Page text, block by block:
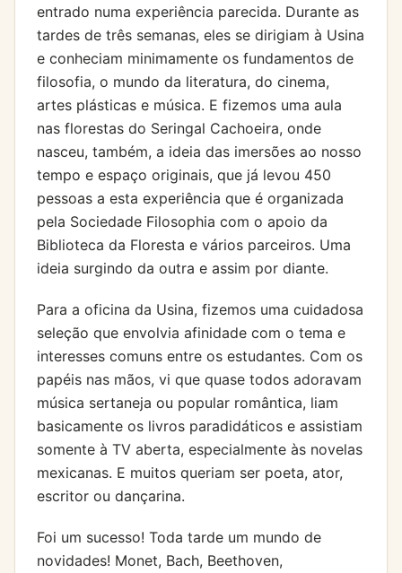
entrado numa experiência parecida. Durante as
tardes de três semanas, eles se dirigiam à Usina
e conheciam minimamente os fundamentos de
filosofia, o mundo da literatura, do cinema,
artes plásticas e música. E fizemos uma aula
nas florestas do Seringal Cachoeira, onde
nasceu, também, a ideia das imersões ao nosso
tempo e espaço originais, que já levou 450
pessoas a esta experiência que é organizada
pela Sociedade Filosophia com o apoio da
Biblioteca da Floresta e vários parceiros. Uma
ideia surgindo da outra e assim por diante.
Para a oficina da Usina, fizemos uma cuidadosa
seleção que envolvia afinidade com o tema e
interesses comuns entre os estudantes. Com os
papéis nas mãos, vi que quase todos adoravam
música sertaneja ou popular romântica, liam
basicamente os livros paradidáticos e assistiam
somente à TV aberta, especialmente às novelas
mexicanas. E muitos queriam ser poeta, ator,
escritor ou dançarina.
Foi um sucesso! Toda tarde um mundo de
novidades! Monet, Bach, Beethoven,